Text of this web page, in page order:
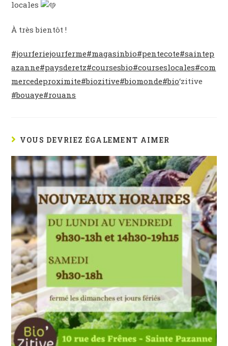
locales
À très bientôt !
#jourferiejourferme#magasinbio#pentecote#saintep
azanne#paysderetz#coursesbio#courseslocales#com
mercedeproximite#biozitive#biomonde#bio‘zitive
#bouaye#rouans
VOUS DEVRIEZ ÉGALEMENT AIMER